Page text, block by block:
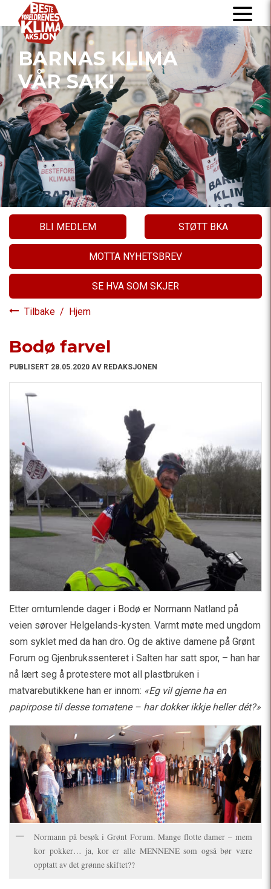
BARNAS KLIMA
VÅR SAK!
BLI MEDLEM STØTT BKA
MOTTA NYHETSBREV
SE HVA SOM SKJER
Tilbake / Hjem
Bodø farvel
PUBLISERT 28.05.2020 AV REDAKSJONEN
Etter omtumlende dager i Bodø er Normann Natland på
veien sørover Helgelands-kysten. Varmt møte med ungdom
som syklet med da han dro. Og de aktive damene på Grønt
Forum og Gjenbrukssenteret i Salten har satt spor, – han har
nå lært seg å protestere mot all plastbruken i
matvarebutikkene han er innom: «Eg vil gjerne ha en
papirpose til desse tomatene – har dokker ikkje heller dét?»
Normann på besøk i Grønt Forum. Mange flotte damer – mem
kor pokker… ja, kor er alle MENNENE som også bør være
opptatt av det grønne skiftet??